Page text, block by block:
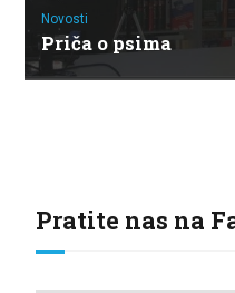
Novosti
Priča o psima
Pratite nas na